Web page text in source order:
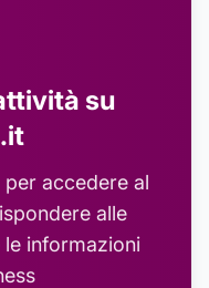
su
per accedere al
alle
informazioni